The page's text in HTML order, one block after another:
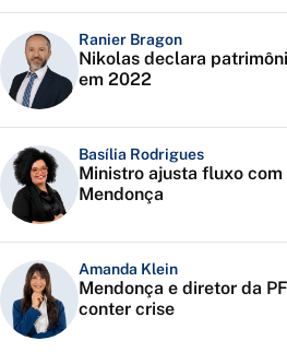
Ranier Bragon
Nikolas declara
em 2022
Basília Rodrigues
Ministro ajusta fluxo
Mendonça
Amanda Klein
Mendonça e diretor da
conter crise